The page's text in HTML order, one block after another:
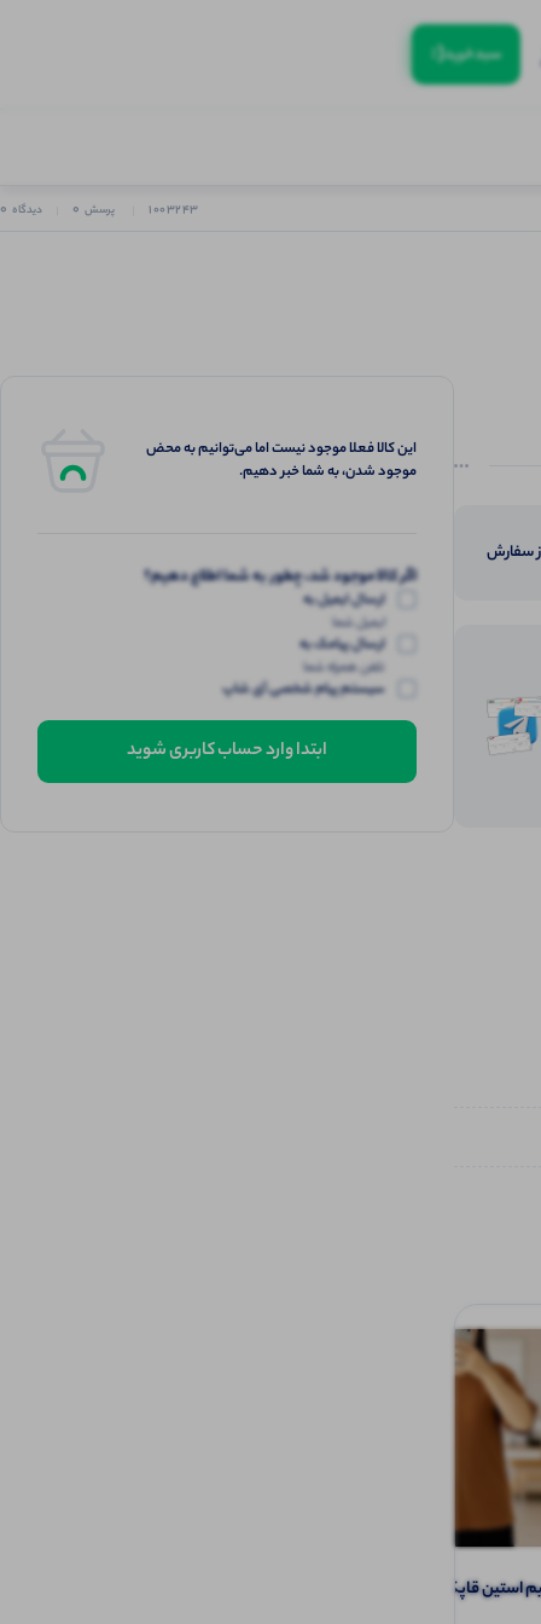
سبد‌خرید(:
1003243 پرسش 0 دیدگاه 0
سفارش
این کالا فعلا موجود نیست اما می‌توانیم به محض
موجود شدن، به شما خبر دهیم.
اگر کالا موجود شد، چطور به شما اطلاع دهیم؟
ارسال ایمیل به
ایمیل شما
ارسال پیامک به
تلفن همراه شما
سیستم پیام شخصی آی شاپ
ابتدا وارد حساب کاربری شوید